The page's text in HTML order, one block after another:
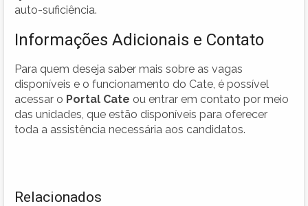
auto-suficiência.
Informações Adicionais e Contato
Para quem deseja saber mais sobre as vagas
disponíveis e o funcionamento do Cate, é possível
acessar o Portal Cate ou entrar em contato por meio
das unidades, que estão disponíveis para oferecer
toda a assistência necessária aos candidatos.
Relacionados